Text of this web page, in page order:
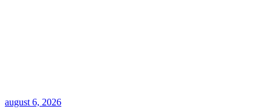
august 6, 2026